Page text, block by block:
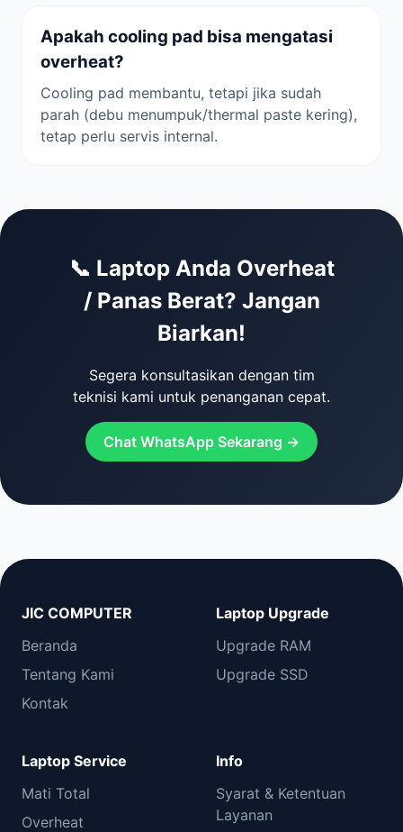
Apakah cooling pad bisa mengatasi
overheat?
Cooling pad membantu, tetapi jika sudah
parah (debu menumpuk/thermal paste kering),
tetap perlu servis internal.
📞 Laptop Anda Overheat
/ Panas Berat? Jangan
Biarkan!
Segera konsultasikan dengan tim
teknisi kami untuk penanganan cepat.
Chat WhatsApp Sekarang →
JIC COMPUTER
Beranda
Tentang Kami
Kontak
Laptop Upgrade
Upgrade RAM
Upgrade SSD
Laptop Service
Mati Total
Overheat
Info
Syarat & Ketentuan
Layanan